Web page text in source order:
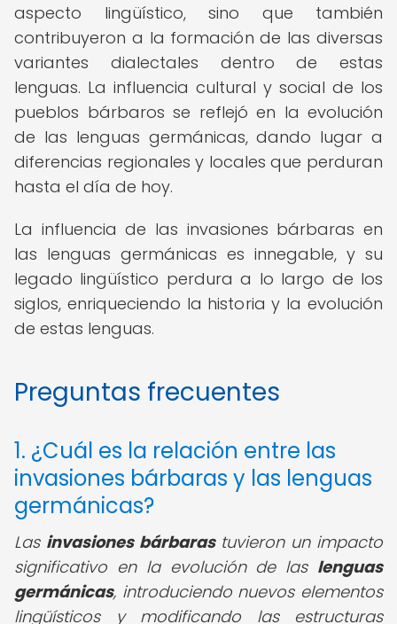
aspecto lingüístico, sino que también
contribuyeron a la formación de las diversas
variantes dialectales dentro de estas
lenguas. La influencia cultural y social de los
pueblos bárbaros se reflejó en la evolución
de las lenguas germánicas, dando lugar a
diferencias regionales y locales que perduran
hasta el día de hoy.
La influencia de las invasiones bárbaras en
las lenguas germánicas es innegable, y su
legado lingüístico perdura a lo largo de los
siglos, enriqueciendo la historia y la evolución
de estas lenguas.
Preguntas frecuentes
1. ¿Cuál es la relación entre las
invasiones bárbaras y las lenguas
germánicas?
Las invasiones bárbarastuvieron un impacto
significativo en la evolución de las lenguas
germánicas, introduciendo nuevos elementos
lingüísticos y modificando las estructuras